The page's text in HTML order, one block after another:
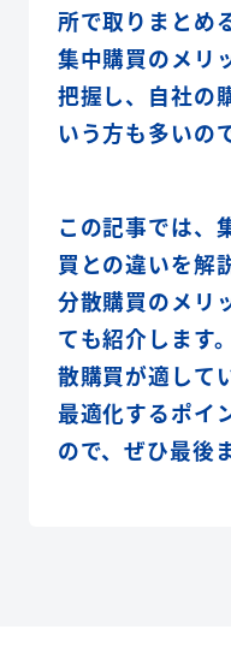
所で取りまとめ
集中購買のメリ
把握し、自社の
いう方も多いの
この記事では、
買との違いを解
分散購買のメリ
ても紹介します
散購買が適して
最適化するポイ
ので、ぜひ最後